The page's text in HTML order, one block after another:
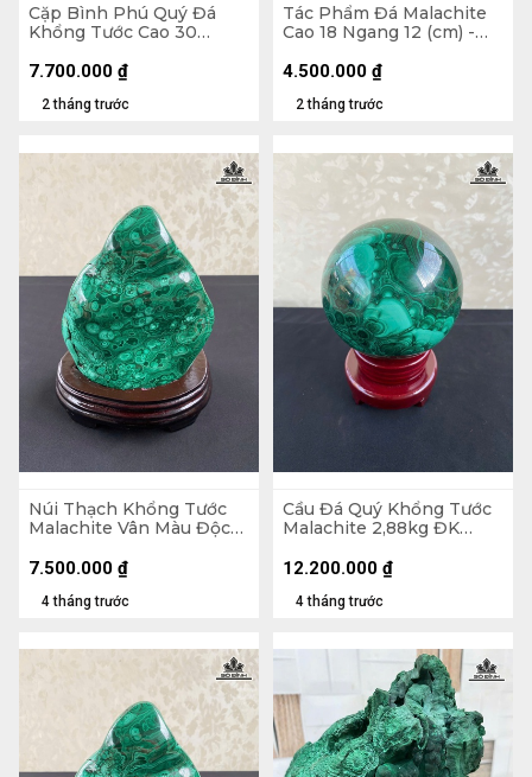
Cặp Bình Phú Quý Đá
Khổng Tước Cao 30
7,5kg
2 tháng trước
7.700.000 ₫
Tác Phẩm Đá Malachite
Cao 18 Ngang 12 (cm) -
2 tháng trước
4.500.000 ₫
Núi Thạch Khổng Tước
Malachite Vân Màu Độc
18x14,5x7cm - Lên đế
4 tháng trước
7.500.000 ₫
Cầu Đá Quý Khổng Tước
Malachite 2,88kg ĐK
4 tháng trước
12.200.000 ₫